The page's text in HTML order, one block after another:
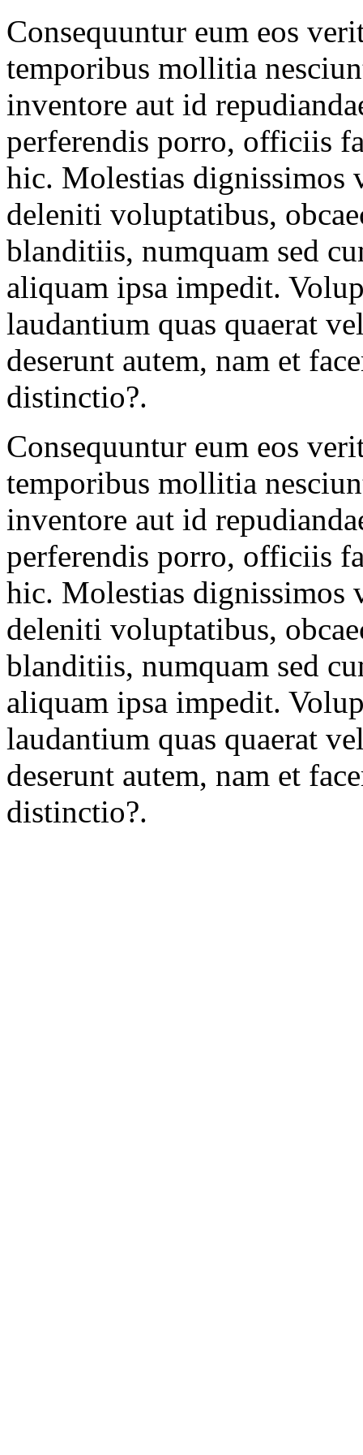
Consequuntur eum eos
temporibus mollitia
inventore aut id
perferendis porro, officiis
hic. Molestias dignissimos
deleniti voluptatibus,
blanditiis, numquam sed
aliquam ipsa impedit.
laudantium quas quaerat
deserunt autem, nam et
distinctio?.
Consequuntur eum eos
temporibus mollitia
inventore aut id
perferendis porro, officiis
hic. Molestias dignissimos
deleniti voluptatibus,
blanditiis, numquam sed
aliquam ipsa impedit.
laudantium quas quaerat
deserunt autem, nam et
distinctio?.